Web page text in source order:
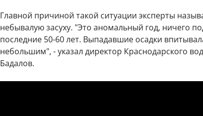
Главной причиной такой ситуации эксперты
небывалую засуху. "Это аномальный год, ничего
последние 50-60 лет. Выпадавшие осадки
небольшим", - указал директор Краснодарского
Бадалов.